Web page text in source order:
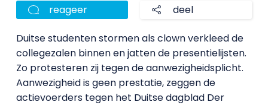
reageer deel
Duitse studenten stormen als clown verkleed de
collegezalen binnen en jatten de presentielijsten.
Zo protesteren zij tegen de aanwezigheidsplicht.
Aanwezigheid is geen prestatie, zeggen de
actievoerders tegen het Duitse dagblad Der